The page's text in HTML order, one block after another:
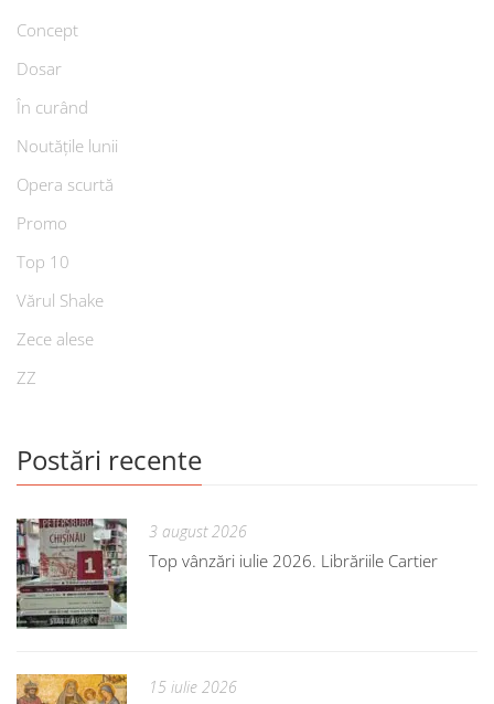
Concept
Dosar
În curând
Noutățile lunii
Opera scurtă
Promo
Top 10
Vărul Shake
Zece alese
ZZ
Postări recente
3 august 2026
Top vânzări iulie 2026. Librăriile Cartier
15 iulie 2026